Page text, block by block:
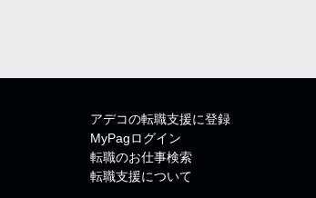
アデコの転職支援に登録
MyPagログイン
転職のお仕事検索
転職支援について